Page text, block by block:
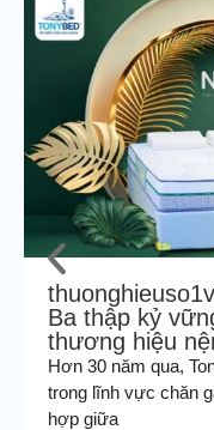
Ba thập kỷ
thương hiệu
Hơn 30 năm qua,
trong lĩnh vực chăn
hợp giữa